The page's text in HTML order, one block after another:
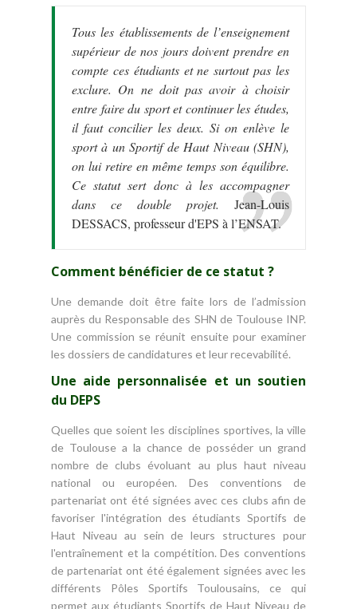
Tous les établissements de l’enseignement
supérieur de nos jours doivent prendre en
compte ces étudiants et ne surtout pas les
exclure. On ne doit pas avoir à choisir
entre faire du sport et continuer les études,
il faut concilier les deux. Si on enlève le
sport à un Sportif de Haut Niveau (SHN),
on lui retire en même temps son équilibre.
Ce statut sert donc à les accompagner
dans ce double projet. Jean-Louis
DESSACS, professeur d'EPS à l’ENSAT.
Comment bénéficier de ce statut ?
Une demande doit être faite lors de l’admission
auprès du Responsable des SHN de Toulouse INP.
Une commission se réunit ensuite pour examiner
les dossiers de candidatures et leur recevabilité.
Une aide personnalisée et un soutien
du DEPS
Quelles que soient les disciplines sportives, la ville
de Toulouse a la chance de posséder un grand
nombre de clubs évoluant au plus haut niveau
national ou européen. Des conventions de
partenariat ont été signées avec ces clubs afin de
favoriser l'intégration des étudiants Sportifs de
Haut Niveau au sein de leurs structures pour
l'entraînement et la compétition. Des conventions
de partenariat ont été également signées avec les
différents Pôles Sportifs Toulousains, ce qui
permet aux étudiants Sportifs de Haut Niveau de